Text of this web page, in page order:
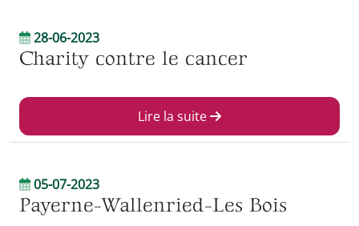
28-06-2023
Charity contre le cancer
Lire la suite
05-07-2023
Payerne-Wallenried-Les Bois